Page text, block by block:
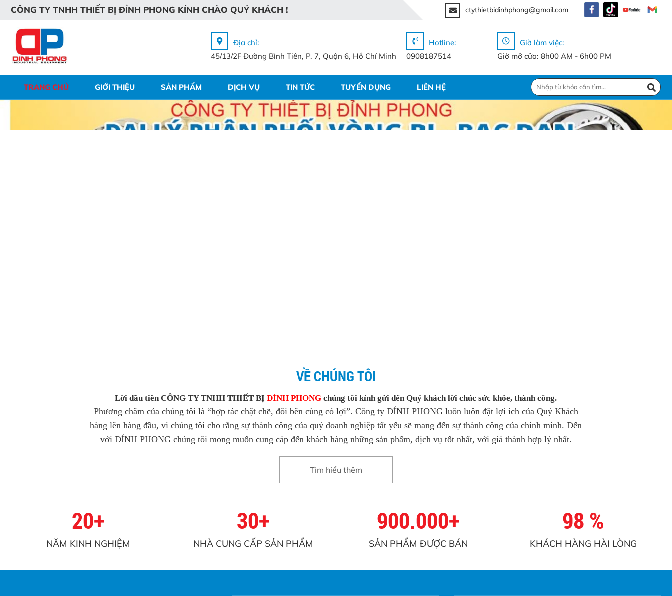
CÔNG TY TNHH THIẾT BỊ ĐỈNH PHONG KÍNH CHÀO QUÝ KHÁCH ! ctythietbidinhphong@gmail.com
Địa chỉ:
45/13/2F Đường Bình Tiên, P. 7, Quận 6, Hồ Chí Minh
Hotline:
0908187514
Giờ làm việc:
Giờ mở cửa: 8h00 AM - 6h00 PM
TRANG CHỦ GIỚI THIỆU SẢN PHẨM DỊCH VỤ TIN TỨC TUYỂN DỤNG LIÊN HỆ
VỀ CHÚNG TÔI
Lời đầu tiên CÔNG TY TNHH THIẾT BỊ ĐỈNH PHONG chúng tôi kính gửi đến Quý khách lời chúc sức khỏe, thành công.
Phương châm của chúng tôi là “hợp tác chặt chẽ, đôi bên cùng có lợi”. Công ty ĐỈNH PHONG luôn luôn đặt lợi ích của Quý Khách
hàng lên hàng đầu, vì chúng tôi cho rằng sự thành công của quý doanh nghiệp tất yếu sẽ mang đến sự thành công của chính mình. Đến
với ĐỈNH PHONG chúng tôi mong muốn cung cáp đến khách hàng những sản phẩm, dịch vụ tốt nhất, với giá thành hợp lý nhất.
Tìm hiểu thêm
20+
NĂM KINH NGHIỆM
30+
NHÀ CUNG CẤP SẢN PHẨM
900.000+
SẢN PHẨM ĐƯỢC BÁN
98 %
KHÁCH HÀNG HÀI LÒNG